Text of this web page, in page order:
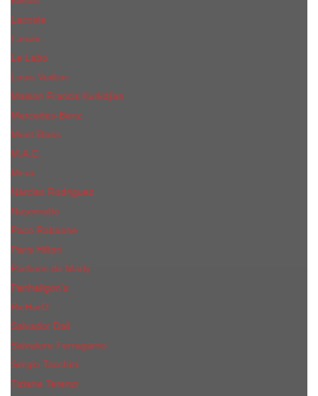
Lacoste
Lanvin
Le Labo
Louis Vuitton
Maison Francis Kurkdjian
Mercedes-Benz
Mont Blanc
M.А.C.
Mexx
Narciso Rodriguez
Nasomatto
Paco Rabanne
Paris Hilton
Parfums de Marly
Penhaligon​'s
RicHarD
Salvador Dali
Salvatore Ferragamo
Sergio Tacchini
Tiziana Terenzi